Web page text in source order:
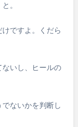
。
ですよ。くだら
ないし、ヒールの
ないかを判断し